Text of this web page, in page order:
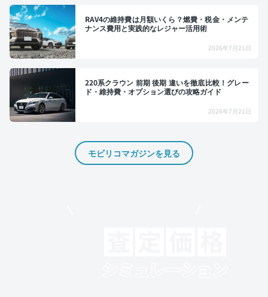
RAV4の維持費は月額いくら？燃費・税金・メンテ
ナンス費用と実践的なレジャー活用術
2026年7月21日
220系クラウン 前期 後期 違いを徹底比較！グレー
ド・維持費・オプション選びの攻略ガイド
2026年7月21日
モビリコマガジンを見る